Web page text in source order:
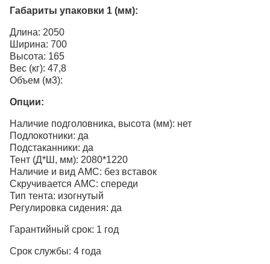
Габариты упаковки 1 (мм):
Длина: 2050
Ширина: 700
Высота: 165
Вес (кг): 47,8
Объем (м3):
Опции:
Наличие подголовника, высота (мм): нет
Подлокотники: да
Подстаканники: да
Тент (Д*Ш, мм): 2080*1220
Наличие и вид АМС: без вставок
Скручивается АМС: спереди
Тип тента: изогнутый
Регулировка сидения: да
Гарантийный срок: 1 год
Срок службы: 4 года